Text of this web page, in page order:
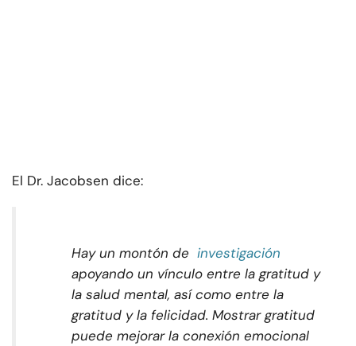
El Dr. Jacobsen dice:
Hay un montón de investigación
apoyando un vínculo entre la gratitud y
la salud mental, así como entre la
gratitud y la felicidad. Mostrar gratitud
puede mejorar la conexión emocional